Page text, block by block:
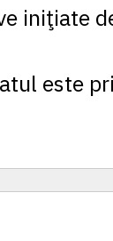
iniţiate
este